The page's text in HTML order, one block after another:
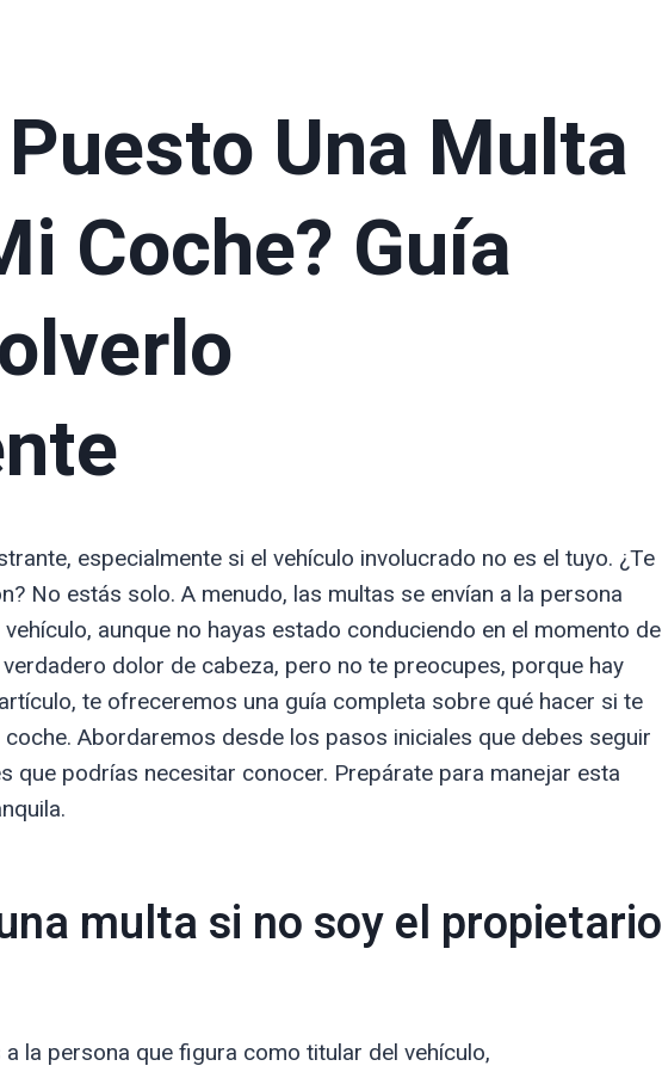
Una Multa
Coche? Guía
especialmente si el vehículo involucrado no es el tuyo. ¿Te
No estás solo. A menudo, las multas se envían a la persona
aunque no hayas estado conduciendo en el momento de
dolor de cabeza, pero no te preocupes, porque hay
te ofreceremos una guía completa sobre qué hacer si te
Abordaremos desde los pasos iniciales que debes seguir
que podrías necesitar conocer. Prepárate para manejar esta
multa si no soy el propietario
la persona que figura como titular del vehículo,